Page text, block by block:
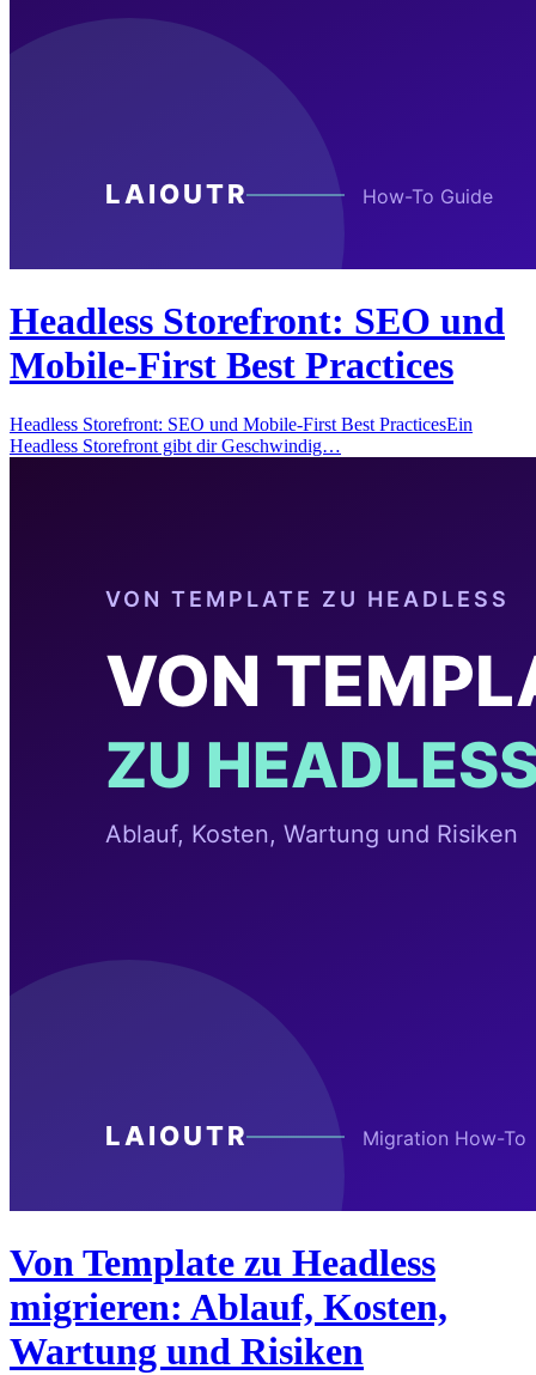
Headless Storefront: SEO und
Mobile-First Best Practices
Headless Storefront: SEO und Mobile-First Best PracticesEin
Headless Storefront gibt dir Geschwindig…
Von Template zu Headless
migrieren: Ablauf, Kosten,
Wartung und Risiken